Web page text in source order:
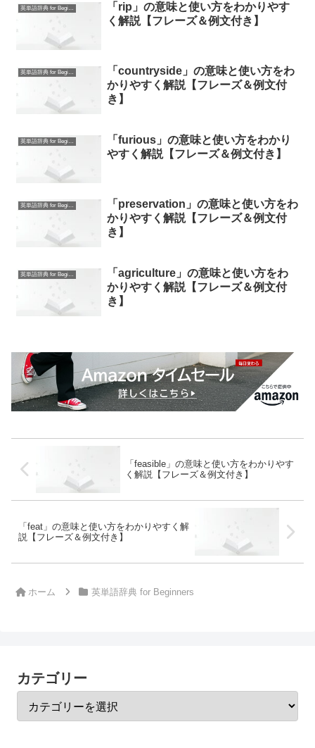
英単語辞典 for Beginners
「rip」の意味と使い方をわかりやす
く解説【フレーズ＆例文付き】
英単語辞典 for Beginners
「countryside」の意味と使い方をわ
かりやすく解説【フレーズ＆例文付
き】
英単語辞典 for Beginners
「furious」の意味と使い方をわかり
やすく解説【フレーズ＆例文付き】
英単語辞典 for Beginners
「preservation」の意味と使い方をわ
かりやすく解説【フレーズ＆例文付
き】
英単語辞典 for Beginners
「agriculture」の意味と使い方をわ
かりやすく解説【フレーズ＆例文付
き】
「feasible」の意味と使い方をわかりやす
く解説【フレーズ＆例文付き】
「feat」の意味と使い方をわかりやすく解
説【フレーズ＆例文付き】
ホーム 英単語辞典 for Beginners
カテゴリー